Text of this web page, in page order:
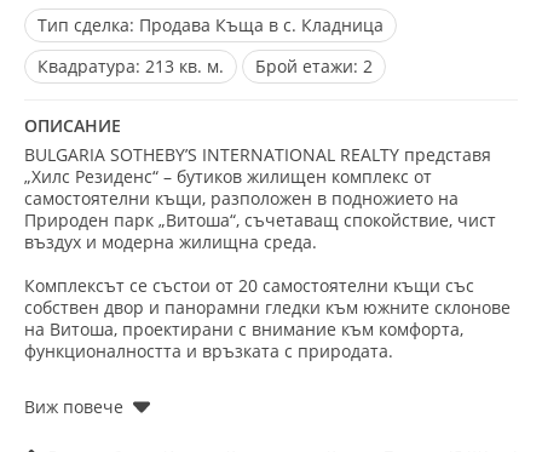
Тип сделка: Продава Къща в с. Кладница
Квадратура: 213 кв. м. Брой етажи: 2
ОПИСАНИЕ
BULGARIA SOTHEBY’S INTERNATIONAL REALTY представя
„Хилс Резиденс“ – бутиков жилищен комплекс от
самостоятелни къщи, разположен в подножието на
Природен парк „Витоша“, съчетаващ спокойствие, чист
въздух и модерна жилищна среда.
Комплексът се състои от 20 самостоятелни къщи със
собствен двор и панорамни гледки към южните склонове
на Витоша, проектирани с внимание към комфорта,
функционалността и връзката с природата.